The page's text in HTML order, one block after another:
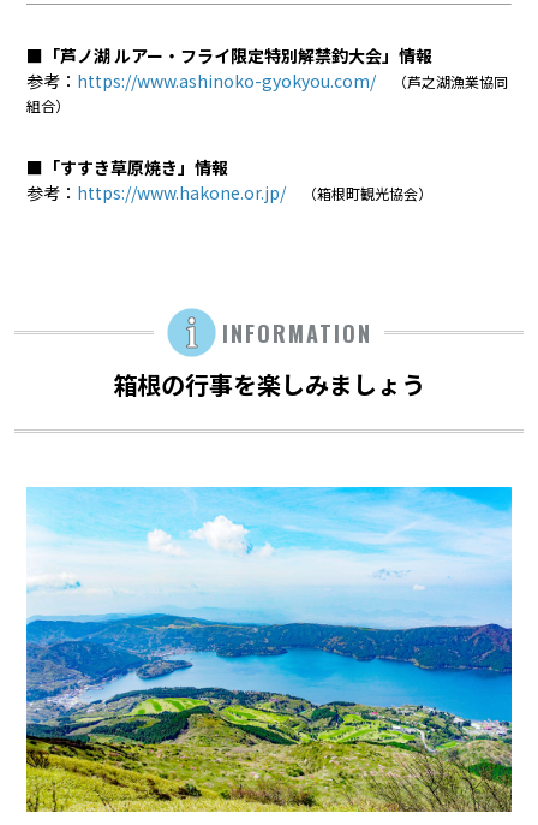
■「芦ノ湖 ルアー・フライ限定特別解禁釣大会」情報
参考： https://www.ashinoko-gyokyou.com/
（芦之湖漁業協同
組合）
■「すすき草原焼き」情報
参考： https://www.hakone.or.jp/ （箱根町観光協会）
INFORMATION
箱根の行事を楽しみましょう